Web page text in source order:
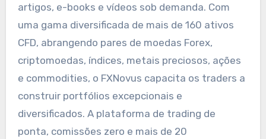
artigos, e-books e vídeos sob demanda. Com
uma gama diversificada de mais de 160 ativos
CFD, abrangendo pares de moedas Forex,
criptomoedas, índices, metais preciosos, ações
e commodities, o FXNovus capacita os traders a
construir portfólios excepcionais e
diversificados. A plataforma de trading de
ponta, comissões zero e mais de 20